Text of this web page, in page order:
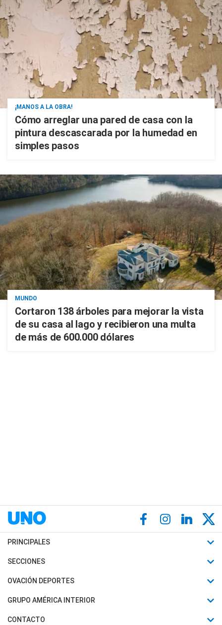
¡MANOS A LA OBRA!
Cómo arreglar una pared de casa con la
pintura descascarada por la humedad en
simples pasos
MUNDO
Cortaron 138 árboles para mejorar la vista
de su casa al lago y recibieron una multa
de más de 600.000 dólares
PRINCIPALES
Últimas Noticias
Política
SECCIONES
Horóscopo
Motores
OVACIÓN DEPORTES
Fútbol
Mundial
GRUPO AMÉRICA INTERIOR
Canal 7 en Vivo
CONTACTO